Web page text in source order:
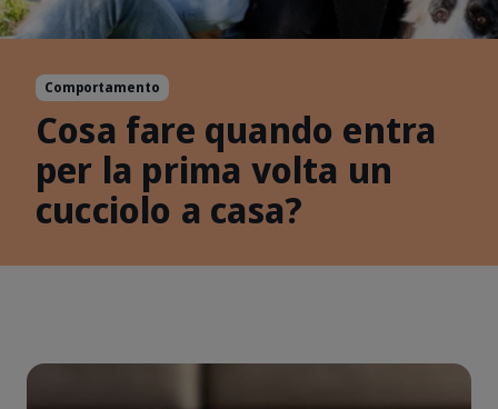
Comportamento
Cosa fare quando entra
per la prima volta un
cucciolo a casa?